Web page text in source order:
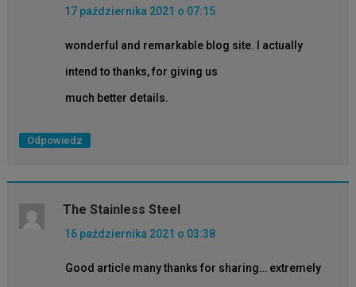
17 października 2021 o 07:15
wonderful and remarkable blog site. I actually
intend to thanks, for giving us
much better details.
Odpowiedz
The Stainless Steel
16 października 2021 o 03:38
Good article many thanks for sharing… extremely